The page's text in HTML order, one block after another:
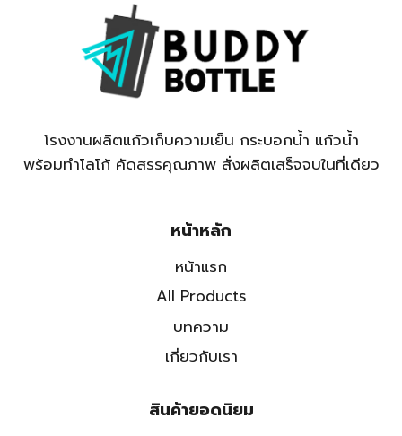
โรงงานผลิตแก้วเก็บความเย็น กระบอกน้ำ แก้วน้ำ
พร้อมทำโลโก้ คัดสรรคุณภาพ สั่งผลิตเสร็จจบในที่เดียว
หน้าหลัก
หน้าแรก
All Products
บทความ
เกี่ยวกับเรา
สินค้ายอดนิยม